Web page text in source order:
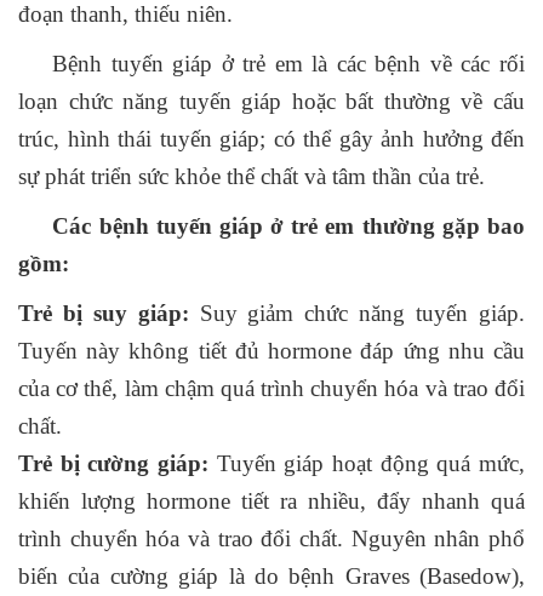
đoạn thanh, thiếu niên.
Bệnh tuyến giáp ở trẻ em là các bệnh về các rối
loạn chức năng tuyến giáp hoặc bất thường về cấu
trúc, hình thái tuyến giáp; có thể gây ảnh hưởng đến
sự phát triển sức khỏe thể chất và tâm thần của trẻ.
Các bệnh tuyến giáp ở trẻ em thường gặp bao
gồm:
Trẻ bị suy giáp: Suy giảm chức năng tuyến giáp.
Tuyến này không tiết đủ hormone đáp ứng nhu cầu
của cơ thể, làm chậm quá trình chuyển hóa và trao đổi
chất.
Trẻ bị cường giáp: Tuyến giáp hoạt động quá mức,
khiến lượng hormone tiết ra nhiều, đẩy nhanh quá
trình chuyển hóa và trao đổi chất. Nguyên nhân phổ
biến của cường giáp là do bệnh Graves (Basedow),